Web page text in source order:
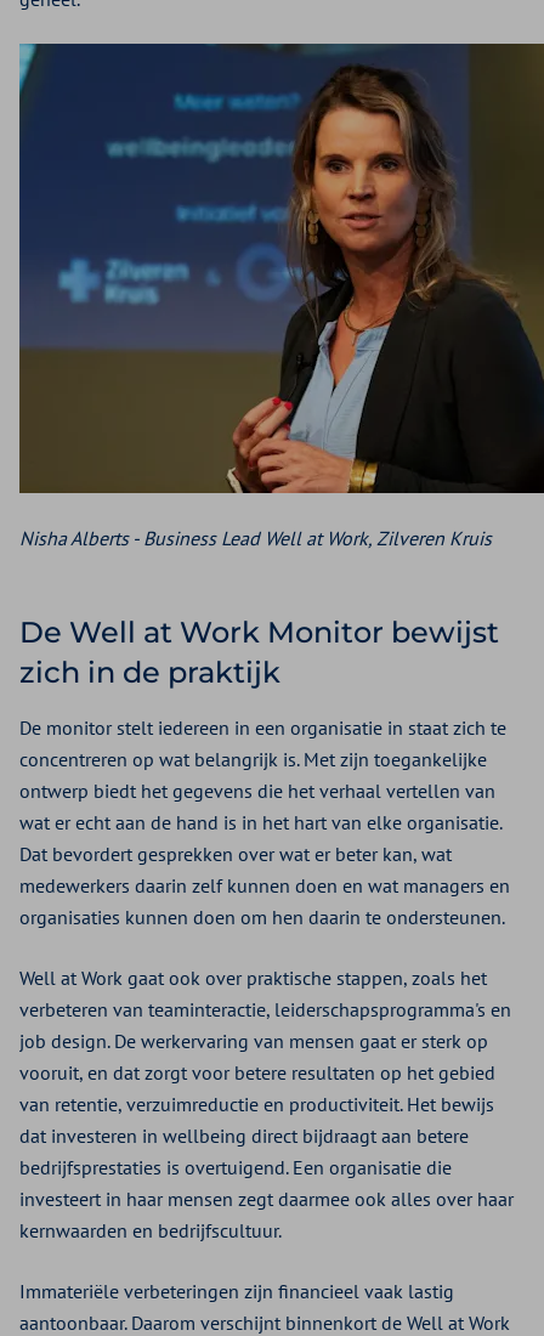
Nisha Alberts - Business Lead Well at Work, Zilveren Kruis
De Well at Work Monitor bewijst
zich in de praktijk
De monitor stelt iedereen in een organisatie in staat zich te
concentreren op wat belangrijk is. Met zijn toegankelijke
ontwerp biedt het gegevens die het verhaal vertellen van
wat er echt aan de hand is in het hart van elke organisatie.
Dat bevordert gesprekken over wat er beter kan, wat
medewerkers daarin zelf kunnen doen en wat managers en
organisaties kunnen doen om hen daarin te ondersteunen.
Well at Work gaat ook over praktische stappen, zoals het
verbeteren van teaminteractie, leiderschapsprogramma's en
job design. De werkervaring van mensen gaat er sterk op
vooruit, en dat zorgt voor betere resultaten op het gebied
van retentie, verzuimreductie en productiviteit. Het bewijs
dat investeren in wellbeing direct bijdraagt aan betere
bedrijfsprestaties is overtuigend. Een organisatie die
investeert in haar mensen zegt daarmee ook alles over haar
kernwaarden en bedrijfscultuur.
Immateriële verbeteringen zijn financieel vaak lastig
aantoonbaar. Daarom verschijnt binnenkort de Well at Work